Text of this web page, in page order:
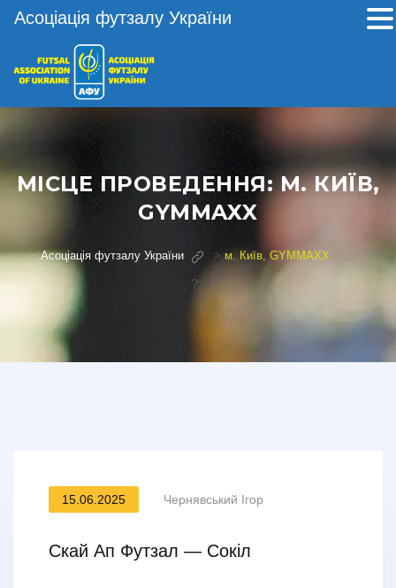
МІСЦЕ ПРОВЕДЕННЯ:М. КИЇВ,
GYMMAXX
Асоціація футзалу України >м. Київ, GYMMAXX
?>
15.06.2025 Чернявський Ігор
Скай Ап Футзал — Сокіл
Асоціація футзалу України